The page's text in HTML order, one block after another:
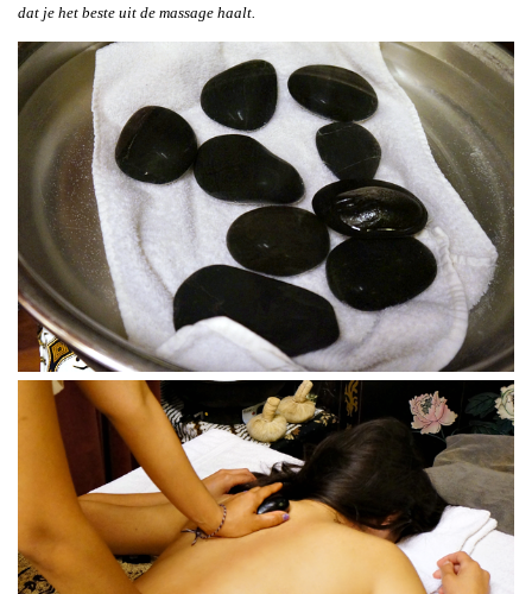
dat je het beste uit de massage haalt.